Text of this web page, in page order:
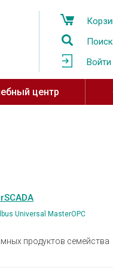
Поиск
Войти
SCADA системы
OPC-серверы
центр
курсы на платформе Stepik
Universal MasterOPC
продуктов семейства